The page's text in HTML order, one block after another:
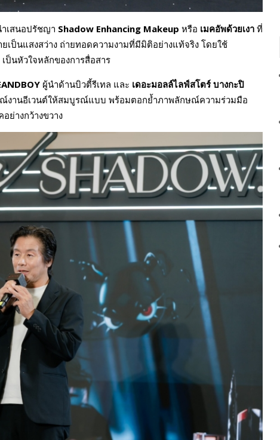
ำเสนอปรัชญา Shadow Enhancing Makeup หรือ เมคอัพด้วยเงา ที่
เป็นแสงสว่าง ถ่ายทอดความงามที่มีมิติอย่างแท้จริง โดยใช้
เป็นหัวใจหลักของการสื่อสาร
ผู้นำด้านบิวตี้รีเทล และ เดอะมอลล์ไลฟ์สโตร์ บางกะปิ
งานอีเวนต์ให้สมบูรณ์แบบ พร้อมตอกย้ำภาพลักษณ์ความร่วมมือ
ย่างกว้างขวาง